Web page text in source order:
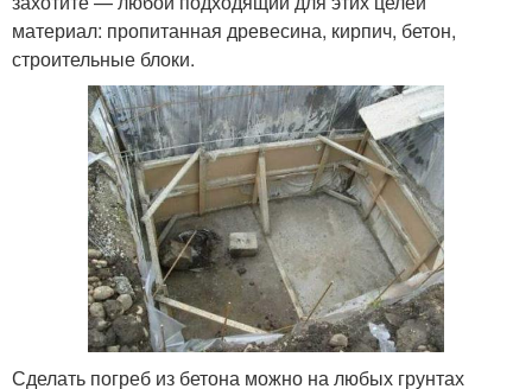
материал: пропитанная древесина, кирпич, бетон,
строительные блоки.
Сделать погреб из бетона можно на любых грунтах